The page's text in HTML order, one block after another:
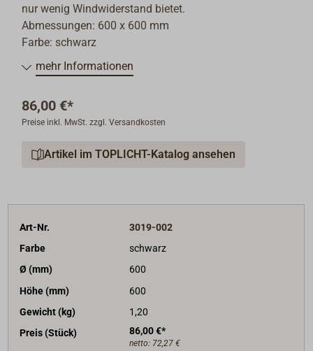
nur wenig Windwiderstand bietet.
Abmessungen: 600 x 600 mm
Farbe: schwarz
mehr Informationen
86,00 €*
Preise inkl. MwSt. zzgl. Versandkosten
Artikel im TOPLICHT-Katalog ansehen
Art-Nr.
3019-002
Farbe
schwarz
Ø (mm)
600
Höhe (mm)
600
Gewicht (kg)
1,20
Preis (Stück)
86,00 €*
netto: 72,27 €